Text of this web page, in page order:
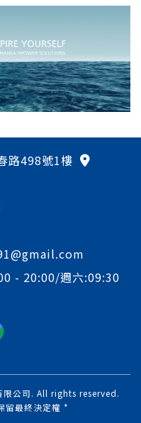
路498號1樓
- 20:00/週六:09:30
公司. All rights reserved.
留最終決定權 *